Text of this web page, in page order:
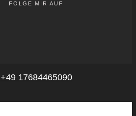
FOLGE MIR AUF
+49 17684465090